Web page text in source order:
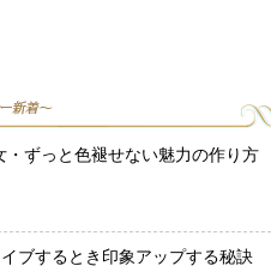
・ずっと色褪せない魅力の作り方
ブするとき印象アップする秘訣